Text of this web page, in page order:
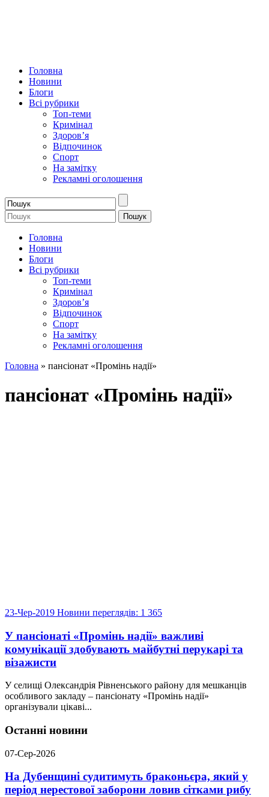
Головна
Новини
Блоги
Всі рубрики
Топ-теми
Кримінал
Здоров’я
Відпочинок
Спорт
На замітку
Рекламні оголошення
Головна
Новини
Блоги
Всі рубрики
Топ-теми
Кримінал
Здоров’я
Відпочинок
Спорт
На замітку
Рекламні оголошення
Головна » пансіонат «Промінь надії»
пансіонат «Промінь надії»
23-Чер-2019 Новини переглядів: 1 365
У пансіонаті «Промінь надії» важливі
комунікації здобувають майбутні перукарі та
візажисти
У селищі Олександрія Рівненського району для мешканців
особливого закладу – пансіонату «Промінь надії»
організували цікаві...
Останні новини
07-Сер-2026
На Дубенщині судитимуть браконьєра, який у
період нерестової заборони ловив сітками рибу